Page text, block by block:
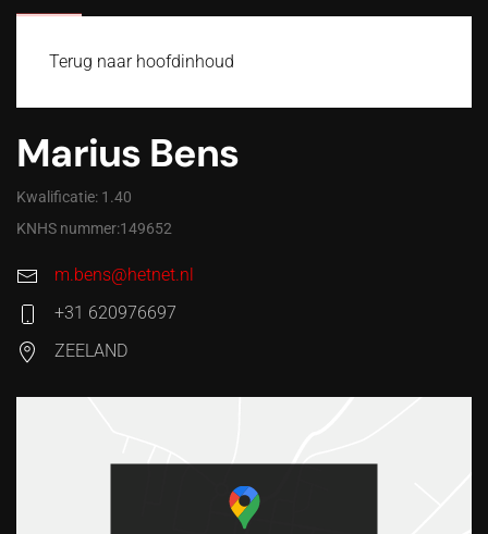
Terug naar hoofdinhoud
Marius Bens
Kwalificatie: 1.40
KNHS nummer:149652
m.bens@hetnet.nl
+31 620976697
ZEELAND